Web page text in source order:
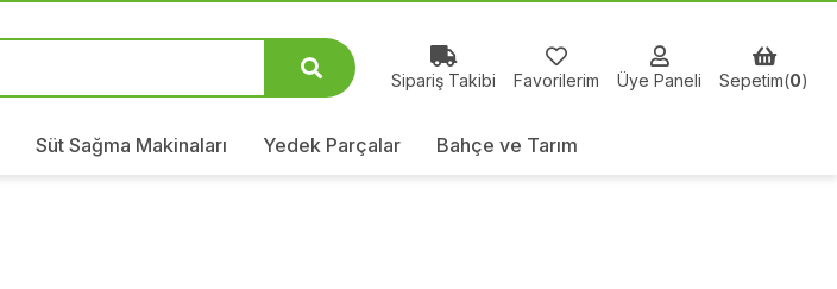
Sipariş Takibi Favorilerim Üye Paneli Sepetim(0)
Süt Sağma Makinaları Yedek Parçalar Bahçe ve Tarım